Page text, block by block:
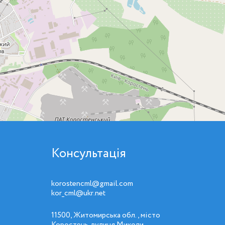
Консультація
korostencml@gmail.com
kor_cml@ukr.net
11500, Житомирська обл., місто